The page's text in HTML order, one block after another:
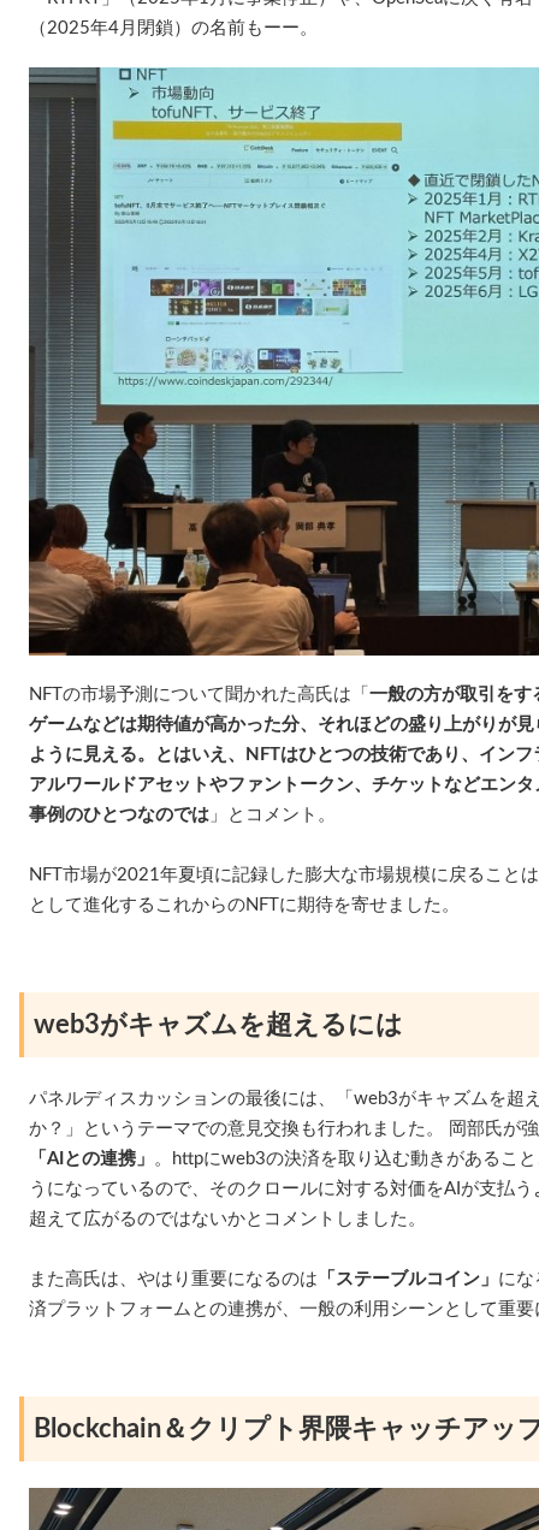
（2025年4月閉鎖）の名前もーー。
NFTの市場予測について聞かれた高氏は「 一般の方が取引をす
ゲームなどは期待値が高かった分、それほどの盛り上がりが
ように見える。とはいえ、NFTはひとつの技術であり、イン
アルワールドアセットやファントークン、チケットなどエン
事例のひとつなのでは 」とコメント。
NFT市場が2021年夏頃に記録した膨大な市場規模に戻ること
として進化するこれからのNFTに期待を寄せました。
web3がキャズムを超えるには
パネルディスカッションの最後には、「web3がキャズムを超
か？」というテーマでの意見交換も行われました。 岡部氏が
「AIとの連携」
。httpにweb3の決済を取り込む動きがあるこ
うになっているので、そのクロールに対する対価をAIが支払
超えて広がるのではないかとコメントしました。
また高氏は、やはり重要になるのは 「ステーブルコイン」 にな
済プラットフォームとの連携が、一般の利用シーンとして重
Blockchain＆クリプト界隈キャッチアッ